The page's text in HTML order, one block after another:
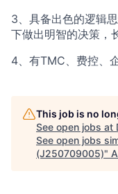
3、具备出色的逻辑
下做出明智的决策，
4、有TMC、费控、
This job is no
See open jobs at
See open jobs
(J250709005)"